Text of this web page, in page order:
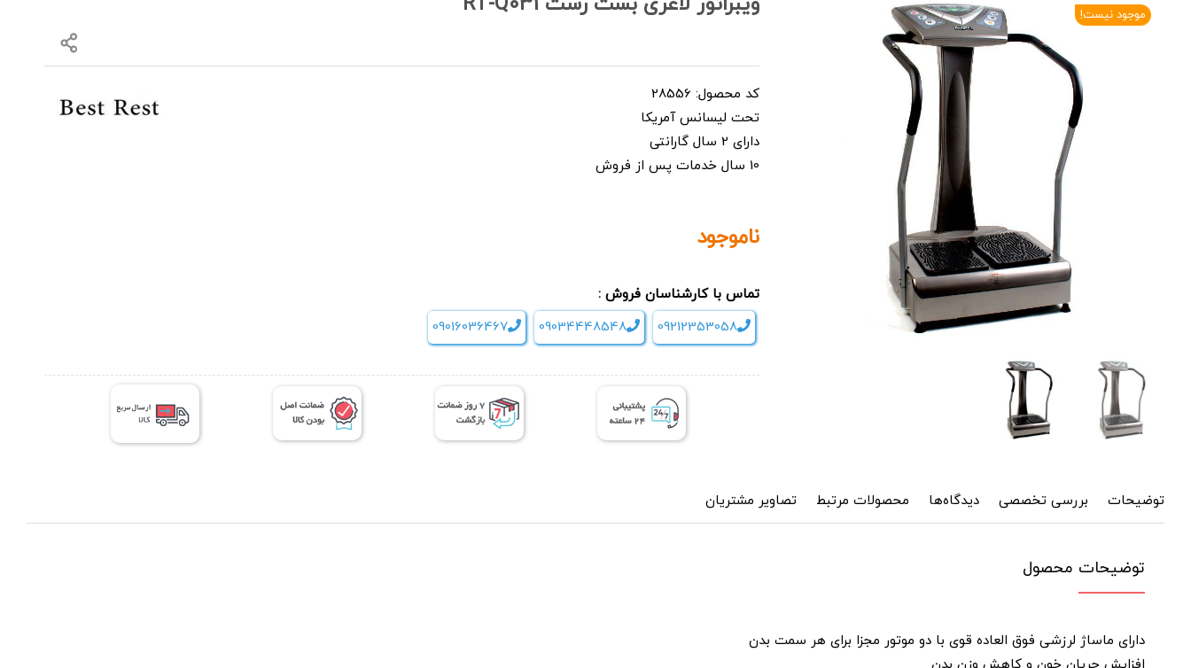
موجود نیست!
کد محصول: 28556
تحت لیسانس آمریکا
دارای 2 سال گارانتی
10 سال خدمات پس از فروش
ناموجود
تماس با کارشناسان فروش :
09212353058
09034448548
09016036467
توضیحات بررسی تخصصی دیدگاه‌ها محصولات مرتبط تصاویر مشتریان
توضیحات محصول
دارای ماساژ لرزشی فوق العاده قوی با دو موتور مجزا برای هر سمت بدن